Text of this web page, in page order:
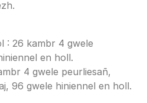
: 26 kambr 4 gwele
en holl.
4 gwele peurliesañ,
96 gwele hiniennel en holl.